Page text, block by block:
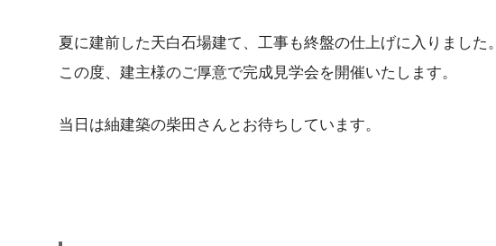
夏に建前した天白石場建て、工事も終盤の仕上げに入りました。
この度、建主様のご厚意で完成見学会を開催いたします。
当日は紬建築の柴田さんとお待ちしています。